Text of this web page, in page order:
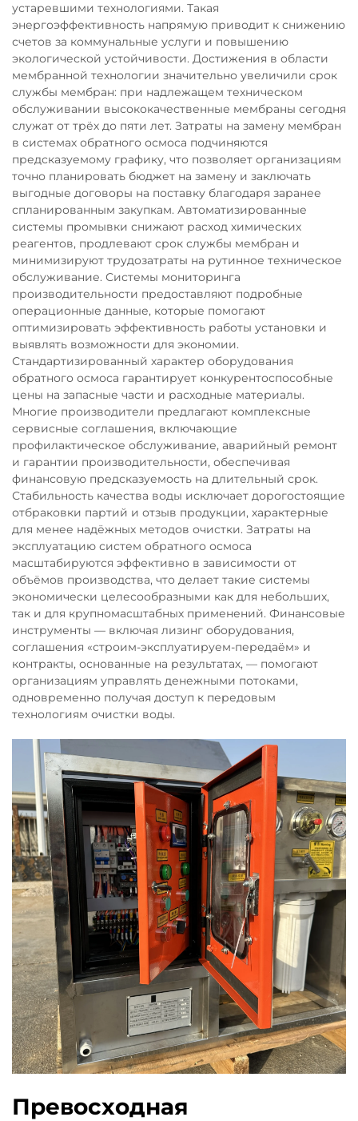
устаревшими технологиями. Такая
энергоэффективность напрямую приводит к снижению
счетов за коммунальные услуги и повышению
экологической устойчивости. Достижения в области
мембранной технологии значительно увеличили срок
службы мембран: при надлежащем техническом
обслуживании высококачественные мембраны сегодня
служат от трёх до пяти лет. Затраты на замену мембран
в системах обратного осмоса подчиняются
предсказуемому графику, что позволяет организациям
точно планировать бюджет на замену и заключать
выгодные договоры на поставку благодаря заранее
спланированным закупкам. Автоматизированные
системы промывки снижают расход химических
реагентов, продлевают срок службы мембран и
минимизируют трудозатраты на рутинное техническое
обслуживание. Системы мониторинга
производительности предоставляют подробные
операционные данные, которые помогают
оптимизировать эффективность работы установки и
выявлять возможности для экономии.
Стандартизированный характер оборудования
обратного осмоса гарантирует конкурентоспособные
цены на запасные части и расходные материалы.
Многие производители предлагают комплексные
сервисные соглашения, включающие
профилактическое обслуживание, аварийный ремонт
и гарантии производительности, обеспечивая
финансовую предсказуемость на длительный срок.
Стабильность качества воды исключает дорогостоящие
отбраковки партий и отзыв продукции, характерные
для менее надёжных методов очистки. Затраты на
эксплуатацию систем обратного осмоса
масштабируются эффективно в зависимости от
объёмов производства, что делает такие системы
экономически целесообразными как для небольших,
так и для крупномасштабных применений. Финансовые
инструменты — включая лизинг оборудования,
соглашения «строим-эксплуатируем-передаём» и
контракты, основанные на результатах, — помогают
организациям управлять денежными потоками,
одновременно получая доступ к передовым
технологиям очистки воды.
Превосходная